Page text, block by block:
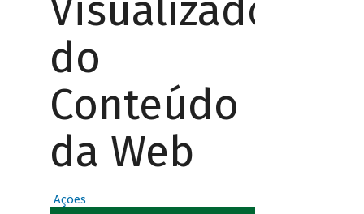
Visualizador
do
Conteúdo
da Web
Ações